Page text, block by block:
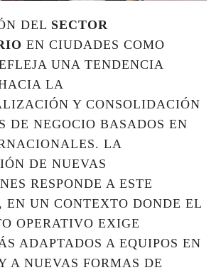
DEL SECTOR
EN CIUDADES COMO
UNA TENDENCIA
LA
Y CONSOLIDACIÓN
DE NEGOCIO BASADOS EN
LA
DE NUEVAS
RESPONDE A ESTE
UN CONTEXTO DONDE EL
OPERATIVO EXIGE
ADAPTADOS A EQUIPOS EN
A NUEVAS FORMAS DE